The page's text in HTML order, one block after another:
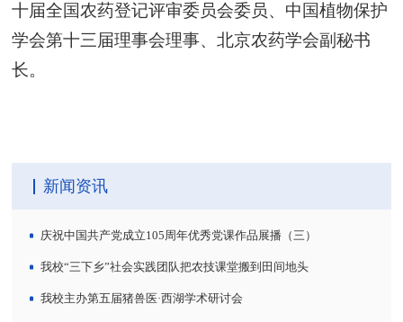
十届全国农药登记评审委员会委员、中国植物保护
学会第十三届理事会理事、北京农药学会副秘书
长。
新闻资讯
庆祝中国共产党成立105周年优秀党课作品展播（三）
我校“三下乡”社会实践团队把农技课堂搬到田间地头
我校主办第五届猪兽医·西湖学术研讨会